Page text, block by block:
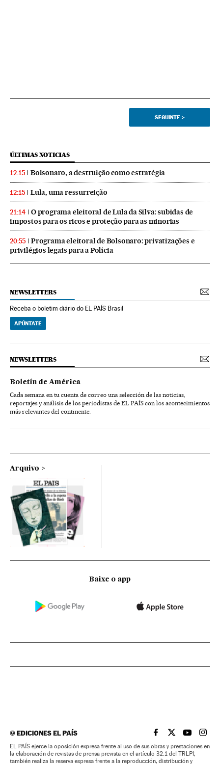
SEGUINTE >
ÚLTIMAS NOTICIAS
12:15 Bolsonaro, a destruição como estratégia
12:15 Lula, uma ressurreição
21:14
O programa eleitoral de Lula da Silva: subidas de
impostos para os ricos e proteção para as minorias
20:55
Programa eleitoral de Bolsonaro: privatizações e
privilégios legais para a Polícia
NEWSLETTERS
Receba o boletim diário do EL PAÍS Brasil
APÚNTATE
NEWSLETTERS
Boletín de América
Cada semana en tu cuenta de correo una selección de las noticias,
reportajes y análisis de los periodistas de EL PAÍS con los acontecimientos
más relevantes del continente.
Arquivo
Baixe o app
©EDICIONES EL PAÍS EL PAÍS BRASIL EN
EL PAÍSEL PAÍS
EL
EL PAÍS ejerce la oposición expresa frente al uso de sus obras y prestaciones en
la elaboración de revistas de prensa prevista en el artículo 32.1 del TRLPI;
también realiza la reserva expresa frente a la reproducción, distribución y